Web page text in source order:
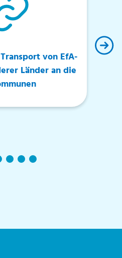
von EfA-
Länder an die